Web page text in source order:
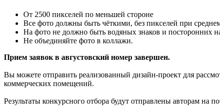
От 2500 пикселей по меньшей стороне
Все фото должны быть чёткими, без пикселей при
На фото не должно быть водяных знаков и посторонних
Не объединяйте фото в коллажи.
Прием заявок в августовский номер завершен.
Вы можете отправить реализованный дизайн-проект для
коммерческих помещений.
Результаты конкурсного отбора будут отправлены авторам на